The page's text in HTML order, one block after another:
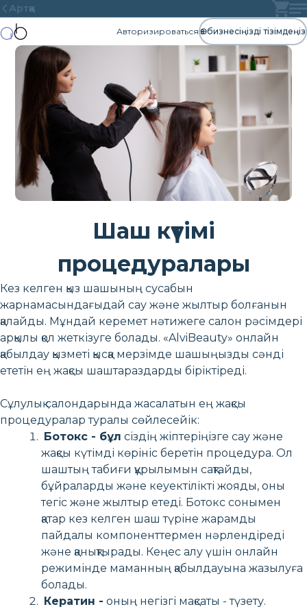
Артқа
Авторизироваться Өз бизнесіңізді тізімдеңіз
Шаш күтімі
процедуралары
Кез келген қыз шашының сусабын
жарнамасындағыдай сау және жылтыр болғанын
қалайды. Мұндай керемет нәтижеге салон рәсімдері
арқылы қол жеткізуге болады. «AlviBeauty» онлайн
қабылдау қызметі қысқа мерзімде шашыңызды сәнді
ететін ең жақсы шаштараздарды біріктіреді.
Сұлулық салондарында жасалатын ең жақсы
процедуралар туралы сөйлесейік:
Ботокс - бұл сіздің жіптеріңізге сау және
жақсы күтімді көрініс беретін процедура. Ол
шаштың табиғи құрылымын сақтайды,
бұйраларды және кеуектілікті жояды, оны
тегіс және жылтыр етеді. Ботокс сонымен
қатар кез келген шаш түріне жарамды
пайдалы компоненттермен нәрлендіреді
және қанықтырады. Кеңес алу үшін онлайн
режимінде маманның қабылдауына жазылуға
болады.
Кератин - оның негізгі мақсаты - түзету.